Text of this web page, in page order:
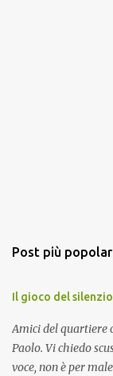
Post più
Il gioco del silenzio
Amici del quartiere
Paolo. Vi chiedo
voce, non è per